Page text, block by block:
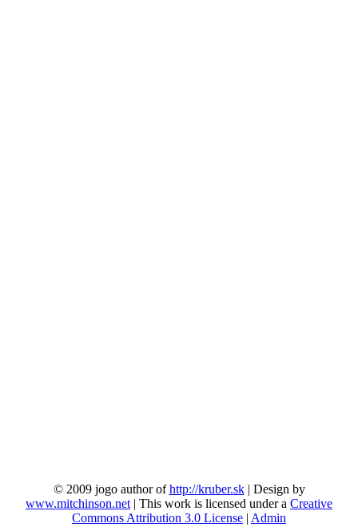
© 2009 jogo author ofhttp://kruber.sk| Design by
www.mitchinson.net | This work is licensed under a Creative
Commons Attribution 3.0 License | Admin